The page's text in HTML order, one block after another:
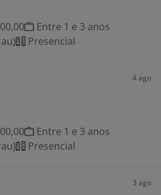
Entre 1 e 3 anos
Presencial
4 ago
Entre 1 e 3 anos
Presencial
3 ago